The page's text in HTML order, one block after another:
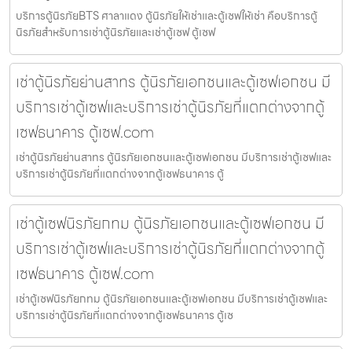
บริการตู้นิรภัยBTS ศาลาแดง ตู้นิรภัยให้เช่าและตู้เซฟให้เช่า คือบริการตู้
นิรภัยสำหรับการเช่าตู้นิรภัยและเช่าตู้เซฟ ตู้เซฟ
เช่าตู้นิรภัยย่านสาทร ตู้นิรภัยเอกชนและตู้เซฟเอกชน มี
บริการเช่าตู้เซฟและบริการเช่าตู้นิรภัยที่แตกต่างจากตู้
เซฟธนาคาร ตู้เซฟ.com
เช่าตู้นิรภัยย่านสาทร ตู้นิรภัยเอกชนและตู้เซฟเอกชน มีบริการเช่าตู้เซฟและ
บริการเช่าตู้นิรภัยที่แตกต่างจากตู้เซฟธนาคาร ตู้
เช่าตู้เซฟนิรภัยกทม ตู้นิรภัยเอกชนและตู้เซฟเอกชน มี
บริการเช่าตู้เซฟและบริการเช่าตู้นิรภัยที่แตกต่างจากตู้
เซฟธนาคาร ตู้เซฟ.com
เช่าตู้เซฟนิรภัยกทม ตู้นิรภัยเอกชนและตู้เซฟเอกชน มีบริการเช่าตู้เซฟและ
บริการเช่าตู้นิรภัยที่แตกต่างจากตู้เซฟธนาคาร ตู้เซ